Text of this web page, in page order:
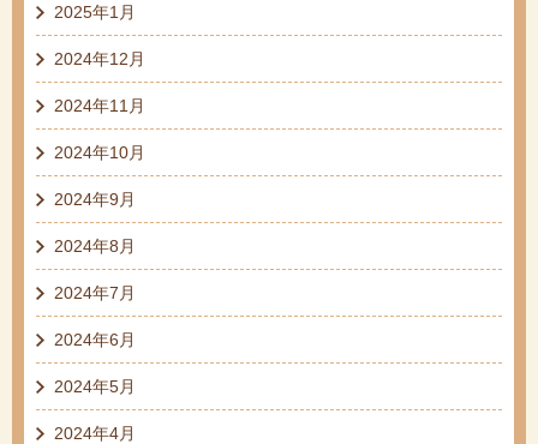
2025年1月
2024年12月
2024年11月
2024年10月
2024年9月
2024年8月
2024年7月
2024年6月
2024年5月
2024年4月